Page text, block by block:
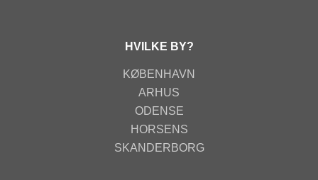
HVILKE BY?
KØBENHAVN
ARHUS
ODENSE
HORSENS
SKANDERBORG